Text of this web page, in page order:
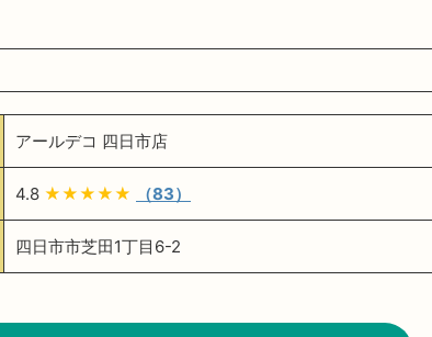
アールデコ 四日市店
4.8 ★★★★★ （83）
四日市市芝田1丁目6-2